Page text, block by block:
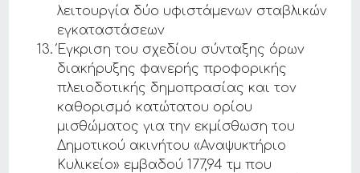
λειτουργία δύο υφιστάμενων σταβλικών
εγκαταστάσεων
Έγκριση του σχεδίου σύνταξης όρων
διακήρυξης φανερής προφορικής
πλειοδοτικής δημοπρασίας και τον
καθορισμό κατώτατου ορίου
μισθώματος για την εκμίσθωση του
Δημοτικού ακινήτου «Αναψυκτήριο
Κυλικείο» εμβαδού 177,94 τμ που